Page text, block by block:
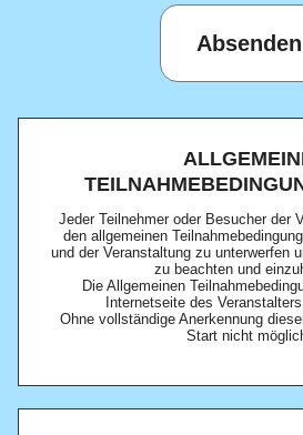
Absenden
Jeder Teilnehmer oder Besucher der
den allgemeinen
und der Veranstaltung zu unterwerfen
zu beachten und
Die Allgemeinen
Internetseite des
Ohne vollständige Anerkennung
Start nicht